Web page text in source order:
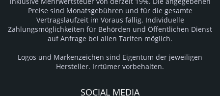
Preise sind Monatsgebühren und für die gesamte
Vertragslaufzeit im Voraus fällig. Individuelle
Zahlungsmöglichkeiten für Behörden und Öffentlichen Dienst
auf Anfrage bei allen Tarifen möglich.
Logos und Markenzeichen sind Eigentum der jeweiligen
Hersteller. Irrtümer vorbehalten.
SOCIAL MEDIA